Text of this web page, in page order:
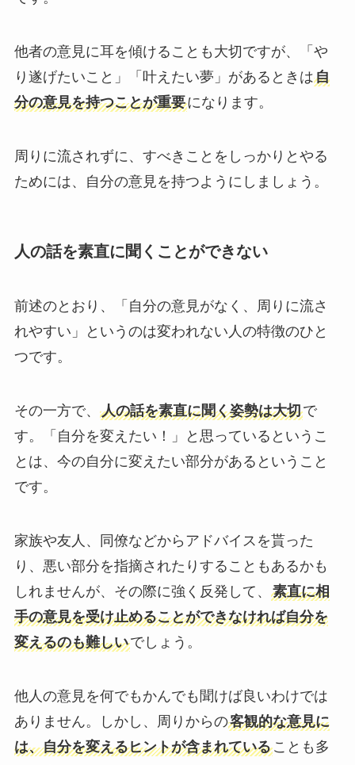
他者の意見に耳を傾けることも大切ですが、「や
り遂げたいこと」「叶えたい夢」があるときは自
分の意見を持つことが重要になります。
周りに流されずに、すべきことをしっかりとやる
ためには、自分の意見を持つようにしましょう。
人の話を素直に聞くことができない
前述のとおり、「自分の意見がなく、周りに流さ
れやすい」というのは変われない人の特徴のひと
つです。
その一方で、 人の話を素直に聞く姿勢は大切で
す。「自分を変えたい！」と思っているというこ
とは、今の自分に変えたい部分があるということ
です。
家族や友人、同僚などからアドバイスを貰った
り、悪い部分を指摘されたりすることもあるかも
しれませんが、その際に強く反発して、 素直に相
手の意見を受け止めることができなければ自分を
変えるのも難しいでしょう。
他人の意見を何でもかんでも聞けば良いわけでは
ありません。しかし、周りからの客観的な意見に
は、自分を変えるヒントが含まれていることも多